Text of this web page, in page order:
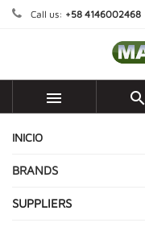
Call us: +58 4146002468
 
INICIO
BRANDS
SUPPLIERS